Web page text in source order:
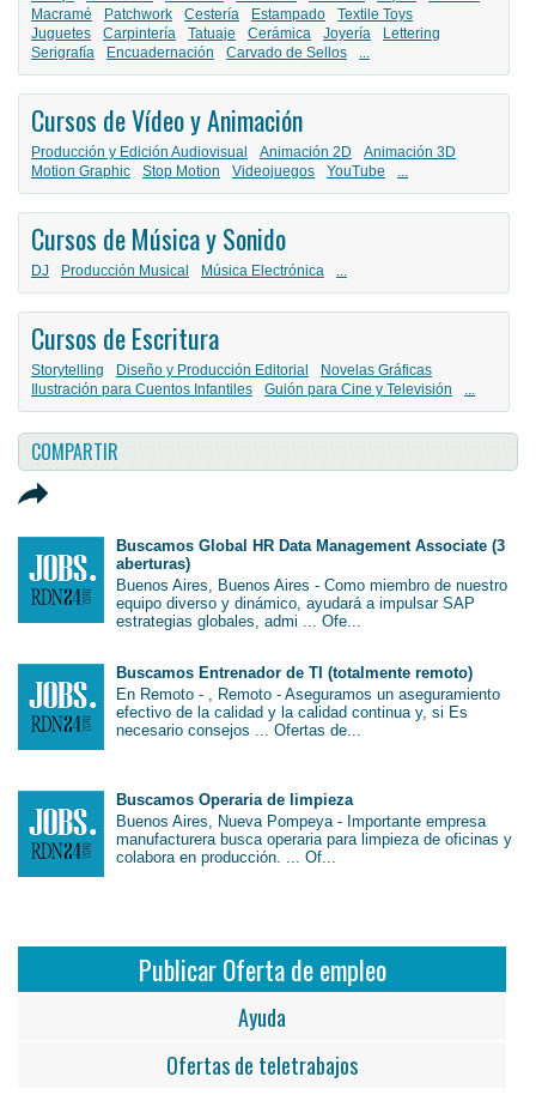
Macramé
Patchwork Cestería Estampado
Textile Toys
Juguetes
Carpintería Tatuaje Cerámica Joyería
Lettering
Serigrafía
Encuadernación Carvado de Sellos ...
Cursos de Vídeo y Animación
Producción y Edición Audiovisual Animación 2D
Animación 3D
Motion Graphic
Stop Motion Videojuegos YouTube ...
Cursos de Música y Sonido
DJ Producción Musical Música Electrónica ...
Cursos de Escritura
Storytelling Diseño y Producción Editorial
Novelas Gráficas
Ilustración para Cuentos Infantiles
Guión para Cine y Televisión ...
COMPARTIR
Buscamos Global HR Data Management Associate (3
aberturas)
Buenos Aires, Buenos Aires - Como miembro de nuestro
equipo diverso y dinámico, ayudará a impulsar SAP
estrategias globales, admi ... Ofe...
Buscamos Entrenador de TI (totalmente remoto)
En Remoto - , Remoto - Aseguramos un aseguramiento
efectivo de la calidad y la calidad continua y, si Es
necesario consejos ... Ofertas de...
Buscamos Operaria de limpieza
Buenos Aires, Nueva Pompeya - Importante empresa
manufacturera busca operaria para limpieza de oficinas y
colabora en producción. ... Of...
Publicar Oferta de empleo
Ayuda
Ofertas de teletrabajos